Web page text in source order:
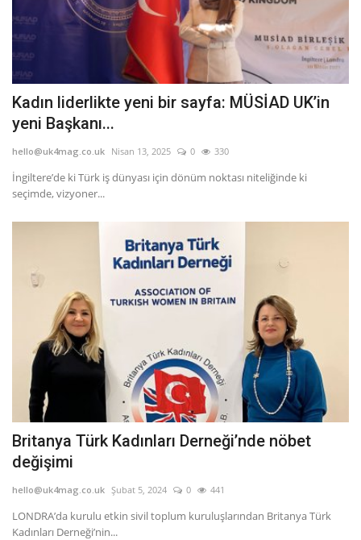
Kadın liderlikte yeni bir sayfa: MÜSİAD UK’in
yeni Başkanı...
hello@uk4mag.co.uk Nisan 13, 2025 0 330
İngiltere’de ki Türk iş dünyası için dönüm noktası niteliğinde ki
seçimde, vizyoner...
Britanya Türk Kadınları Derneği’nde nöbet
değişimi
hello@uk4mag.co.uk Şubat 5, 2024 0 441
LONDRA’da kurulu etkin sivil toplum kuruluşlarından Britanya Türk
Kadınları Derneği’nin...